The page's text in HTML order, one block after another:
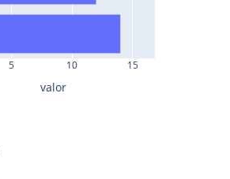
5 10 15
valor